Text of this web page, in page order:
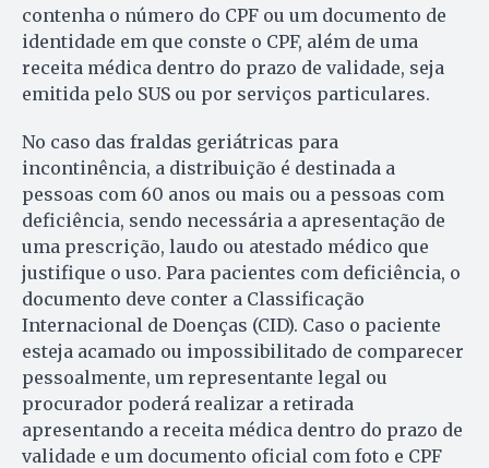
contenha o número do CPF ou um documento de
identidade em que conste o CPF, além de uma
receita médica dentro do prazo de validade, seja
emitida pelo SUS ou por serviços particulares.
No caso das fraldas geriátricas para
incontinência, a distribuição é destinada a
pessoas com 60 anos ou mais ou a pessoas com
deficiência, sendo necessária a apresentação de
uma prescrição, laudo ou atestado médico que
justifique o uso. Para pacientes com deficiência, o
documento deve conter a Classificação
Internacional de Doenças (CID). Caso o paciente
esteja acamado ou impossibilitado de comparecer
pessoalmente, um representante legal ou
procurador poderá realizar a retirada
apresentando a receita médica dentro do prazo de
validade e um documento oficial com foto e CPF